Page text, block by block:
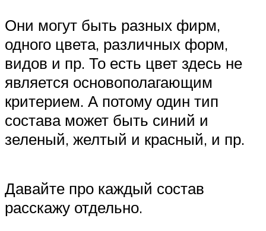
Они могут быть разных фирм,
одного цвета, различных форм,
видов и пр. То есть цвет здесь не
является основополагающим
критерием. А потому один тип
состава может быть синий и
зеленый, желтый и красный, и пр.
Давайте про каждый состав
расскажу отдельно.